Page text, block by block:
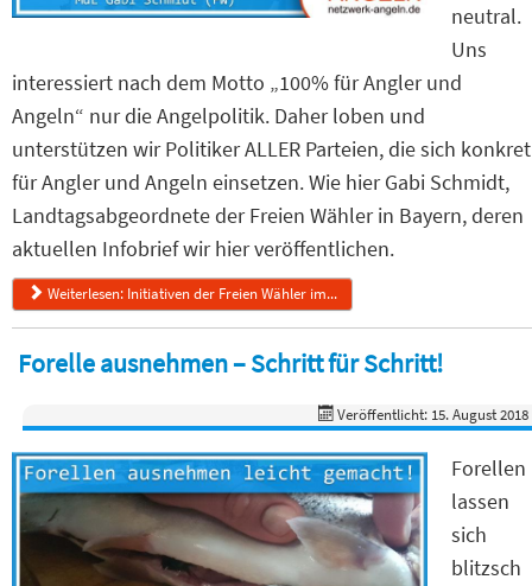
neutral.
Uns
interessiert nach dem Motto „100% für Angler und
Angeln“ nur die Angelpolitik. Daher loben und
unterstützen wir Politiker ALLER Parteien, die sich konkret
für Angler und Angeln einsetzen. Wie hier Gabi Schmidt,
Landtagsabgeordnete der Freien Wähler in Bayern, deren
aktuellen Infobrief wir hier veröffentlichen.
Weiterlesen: Initiativen der Freien Wähler im...
Forelle ausnehmen – Schritt für Schritt!
Veröffentlicht: 15. August 2018
Forellen
lassen
sich
blitzsch